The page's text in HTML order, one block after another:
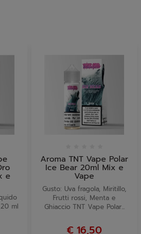
e
ml
Aroma TNT Vape Polar
Ice Bear 20ml Mix e
Vape
Gusto: Uva fragola, Miritillo,
Frutti rossi, Menta e
Ghiaccio TNT Vape Polar...
€ 16,50